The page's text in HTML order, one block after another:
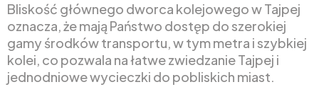
Bliskość głównego dworca kolejowego w Tajpej
oznacza, że mają Państwo dostęp do szerokiej
gamy środków transportu, w tym metra i szybkiej
kolei, co pozwala na łatwe zwiedzanie Tajpej i
jednodniowe wycieczki do pobliskich miast.